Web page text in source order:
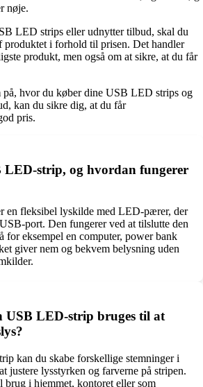
nøje.
LED strips eller udnytter tilbud, skal du
i forhold til prisen. Det handler
produkt, men også om at sikre, at du får
hvor du køber dine USB LED strips og
kan du sikre dig, at du får
pris.
LED-strip, og hvordan fungerer
en fleksibel lyskilde med LED-pærer, der
port. Den fungerer ved at tilslutte den
for eksempel en computer, power bank
giver nem og bekvem belysning uden
USB LED-strip bruges til at
kan du skabe forskellige stemninger i
justere lysstyrken og farverne på stripen.
brug i hjemmet, kontoret eller som